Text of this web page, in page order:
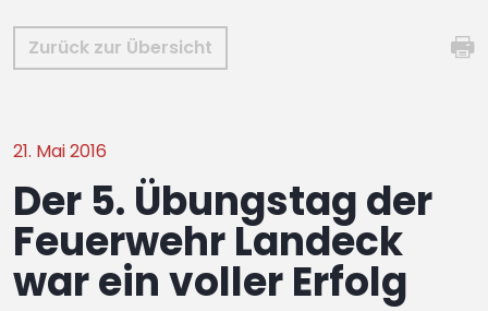
Zurück zur Übersicht
21. Mai 2016
Der 5. Übungstag der
Feuerwehr Landeck
war ein voller Erfolg